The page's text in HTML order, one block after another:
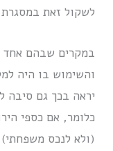
לשקול זאת במסגרת
במקרים שבהם אחד
והשימוש בו היה
יראה בכך גם סיבה
כלומר, אם כספי
(ולא לנכס